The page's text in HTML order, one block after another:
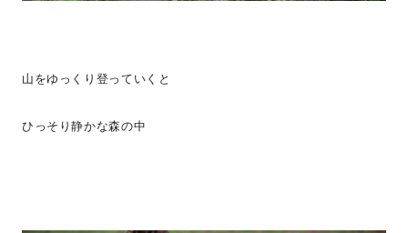
山をゆっくり登っていくと
ひっそり静かな森の中